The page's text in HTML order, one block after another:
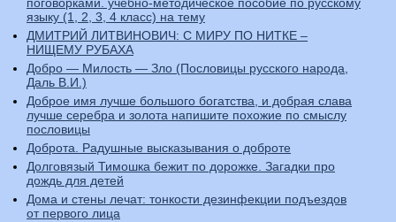
языку (1, 2, 3, 4 класс) на тему
ДМИТРИЙ ЛИТВИНОВИЧ: С МИРУ ПО НИТКЕ –
НИЩЕМУ РУБАХА
Добро — Милость — Зло (Пословицы русского народа,
Даль В.И.)
Доброе имя лучше большого богатства, и добрая слава
лучше серебра и золота напишите похожие по смыслу
пословицы
Доброта. Радушные высказывания о доброте
Долговязый Тимошка бежит по дорожке. Загадки про
дождь для детей
Дома и стены лечат: тонкости дезинфекции подъездов
от первого лица